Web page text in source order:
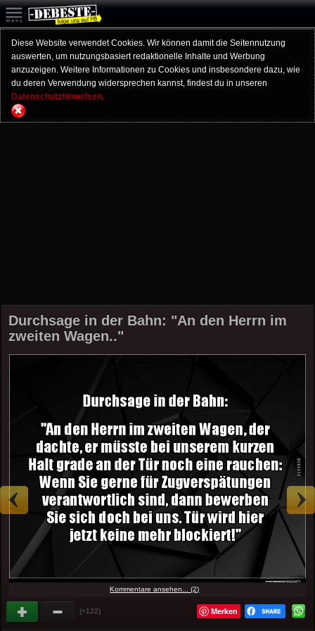
Diese Website verwendet Cookies. Wir können damit die Seitennutzung
auswerten, um nutzungsbasiert redaktionelle Inhalte und Werbung
anzuzeigen. Weitere Informationen zu Cookies und insbesondere dazu, wie
du deren Verwendung widersprechen kannst, findest du in unseren
Datenschutzhinweisen.
Durchsage in der Bahn: "An den Herrn im
zweiten Wagen.."
Kommentare ansehen... (2)
(+122) Merken